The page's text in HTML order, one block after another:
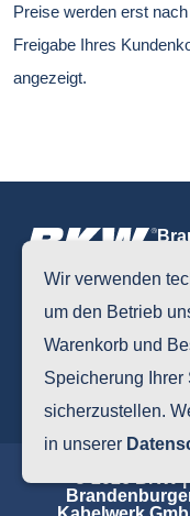
Preise werden erst nach
Freigabe Ihres
angezeigt.
Wir
und liefern
und
© 2026 BKW |
Wir verwenden
um den Betrieb
Warenkorb und
Speicherung
sicherzustellen.
in unserer